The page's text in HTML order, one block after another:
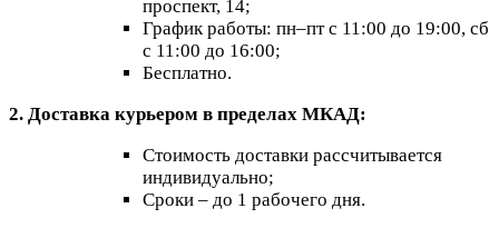
проспект, 14;
График работы: пн–пт с 11:00 до 19:00, сб
с 11:00 до 16:00;
Бесплатно.
2. Доставка курьером в пределах МКАД:
Стоимость доставки рассчитывается
индивидуально;
Сроки – до 1 рабочего дня.